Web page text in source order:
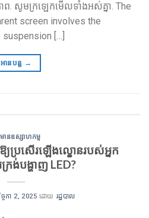
ព. សូមក្រឡេកមើលទាំងអស់គ្នា. The
screen involves the
[…]
អានបន្ត →
ានឧស្សាហកម្ម
ើឱ្យប្រសើរឡើងល្ខោនរបស់អ្នក
រង់បង្ហាញ LED?
ច្ចកា 2, 2025 ដោយ រដ្ឋបាល